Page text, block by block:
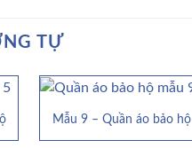
TỰ
Mẫu 9 – Quần áo bảo hộ